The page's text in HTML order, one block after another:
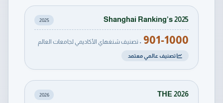
Shanghai Ranking’s 2025
2025
901-1000 • تصنيف شنغهاي الأكاديمي لجامعات العالم
تصنيف عالمي معتمد
THE 2026
2026